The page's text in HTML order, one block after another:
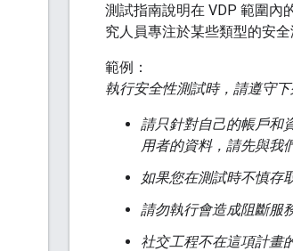
測試指南說明在 VDP 範圍內
究人員專注於某些類型的安
範例：
執行安全性測試時，請遵守下
請只針對自己的帳戶和
用者的資料，請先與我
如果您在測試時不慎存
請勿執行會造成阻斷服
社交工程不在這項計畫